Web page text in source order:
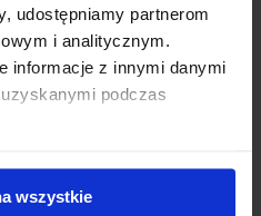
udostępniamy partnerom
i analitycznym.
informacje z innymi danymi
podczas
wszystkie
SmartRack XT 135 alu
belką do relingów
złożony z 4 stóp i 2 belek. G...